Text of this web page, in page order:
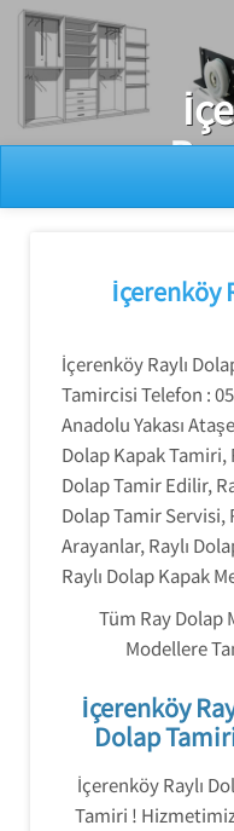
Ray Dolap Tamiri
İçerenköy
İçerenköy Raylı
Tamircisi Telefon :
Anadolu Yakası
Dolap Kapak Tamiri,
Dolap Tamir Edilir,
Dolap Tamir Servisi,
Arayanlar, Raylı
Raylı Dolap Kapak
Tüm Ray Dolap
Modellere
İçerenköy
Dolap
İçerenköy Raylı
Tamiri !